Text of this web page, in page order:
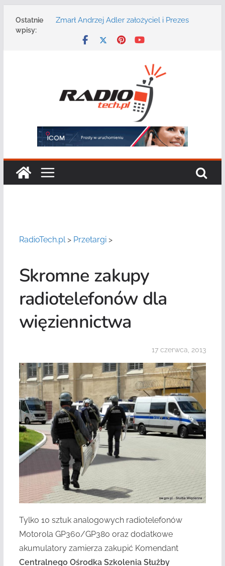
Ostatnie
wpisy:
Zmarł Andrzej Adler założyciel i Prezes
Radmor – największy polski producent
konferencję: „Bezpieczeństwo,
niezawodność i interoperacyjność
systemów teleinformatycznych”
Motorola Solutions oferuje agencjom
bezpieczeństwa publicznego usługę
łączności opartą na chmurze
Najnowszy radiotelefon MOTOTRBO R7 od
Motorola Solutions
RadioTech.pl> Przetargi>
Skromne zakupy
radiotelefonów dla
więziennictwa
17 czerwca, 2013
Tylko 10 sztuk analogowych radiotelefonów
Motorola GP360/GP380 oraz dodatkowe
akumulatory zamierza zakupić Komendant
Centralnego Ośrodka Szkolenia Służby